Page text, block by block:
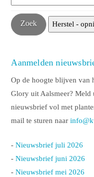
Aanmelden
Op de hoogte blijven van
Glory uit Aalsmeer? Meld
nieuwsbrief vol met
mail te sturen naar
-Nieuwsbrief juli 2026
-Nieuwsbrief juni 2026
-Nieuwsbrief mei 2026